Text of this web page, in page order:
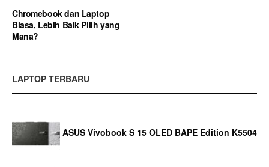
Chromebook dan Laptop
Biasa, Lebih Baik Pilih yang
Mana?
LAPTOP TERBARU
ASUS Vivobook S 15 OLED BAPE Edition K5504